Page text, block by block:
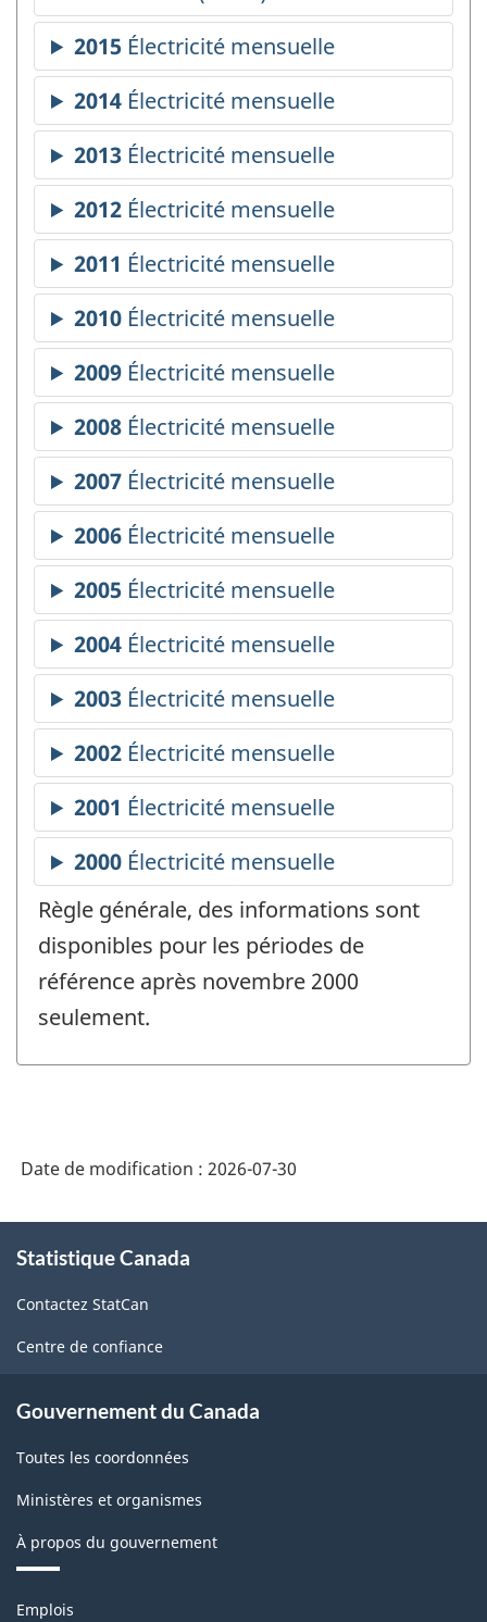
Règle générale, des informations sont
disponibles pour les périodes de
référence après novembre 2000
seulement.
Date de modification : 2026-07-30
propos
ce
site
Statistique Canada
Contactez StatCan
Centre de confiance
Gouvernement du Canada
Toutes les coordonnées
Ministères et organismes
À propos du gouvernement
Thèmes
Emplois